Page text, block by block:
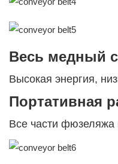
Весь медный
Высокая энергия,
Портативная
Все части фюзеляжа